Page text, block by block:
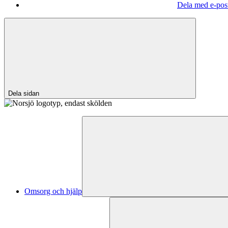
Dela med e-
Dela sidan
Omsorg och hjälp